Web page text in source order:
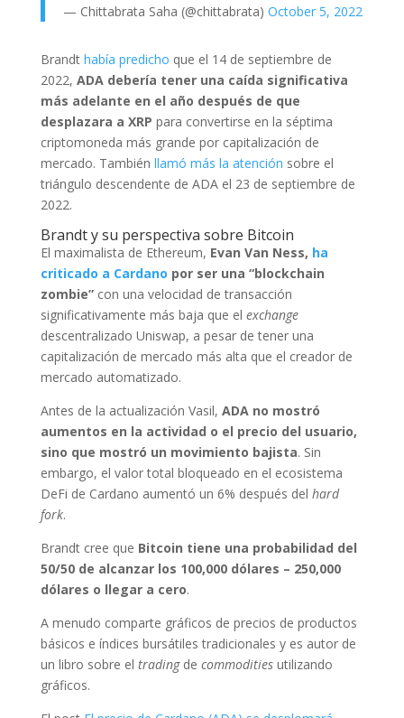
— Chittabrata Saha (@chittabrata) October 5, 2022
Brandt había predicho que el 14 de septiembre de
2022, ADA debería tener una caída significativa
más adelante en el año después de que
desplazara a XRP para convertirse en la séptima
criptomoneda más grande por capitalización de
mercado. También llamó más la atención sobre el
triángulo descendente de ADA el 23 de septiembre de
2022.
Brandt y su perspectiva sobre Bitcoin
El maximalista de Ethereum, Evan Van Ness, ha
criticado a Cardano por ser una “blockchain
zombie” con una velocidad de transacción
significativamente más baja que el exchange
descentralizado Uniswap, a pesar de tener una
capitalización de mercado más alta que el creador de
mercado automatizado.
Antes de la actualización Vasil, ADA no mostró
aumentos en la actividad o el precio del usuario,
sino que mostró un movimiento bajista. Sin
embargo, el valor total bloqueado en el ecosistema
DeFi de Cardano aumentó un 6% después del hard
fork.
Brandt cree que Bitcoin tiene una probabilidad del
50/50 de alcanzar los 100,000 dólares – 250,000
dólares o llegar a cero.
A menudo comparte gráficos de precios de productos
básicos e índices bursátiles tradicionales y es autor de
un libro sobre el tradingde commoditiesutilizando
gráficos.